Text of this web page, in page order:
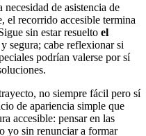
de asistencia de
el recorrido accesible termina
sin estar resuelto el
y segura; cabe reflexionar si
podrían valerse por sí
no siempre fácil pero sí
de apariencia simple que
accesible: pensar en las
yo sin renunciar a formar